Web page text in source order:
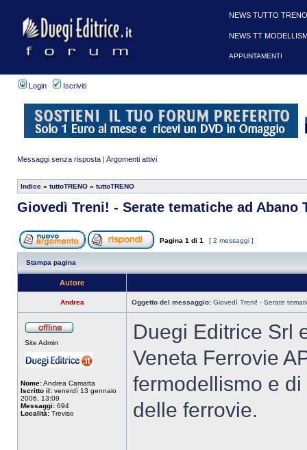
Login Iscriviti
Messaggi senza risposta | Argomenti attivi
Indice » tuttoTRENO » tuttoTRENO
Giovedì Treni! - Serate tematiche ad Abano
Pagina 1 di 1 [ 2 messaggi ]
Stampa pagina
Autore
Andrea Oggetto del messaggio: Giovedì Treni! - Serate
Site Admin
Nome:Andrea Camatta
Iscritto il: venerdì 13 gennaio
2006, 13:09
Messaggi: 694
Località: Treviso
Duegi Editrice Srl
Veneta Ferrovie
fermodellismo e
delle ferrovie.
NEWS TUTTO
NEWS TT
APPUNTAMENTI